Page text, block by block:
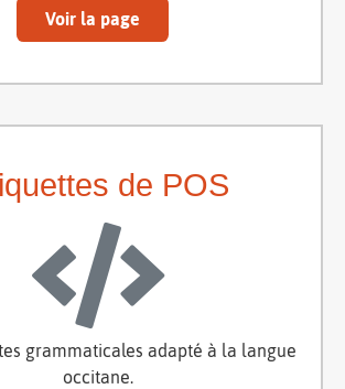
Voir la page
de POS
grammaticales adapté à la langue
occitane.